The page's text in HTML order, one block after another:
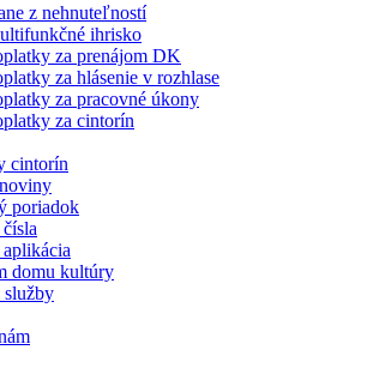
z nehnuteľností
ihrisko
za prenájom DK
za hlásenie v rozhlase
za pracovné úkony
za cintorín
cintorín
poriadok
domu kultúry
služby